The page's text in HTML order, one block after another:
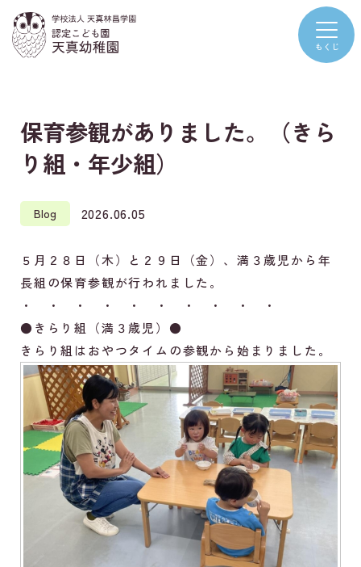
保育参観がありました。（きら
り組・年少組）
Blog 2026.06.05
５月２８日（木）と２９日（金）、満３歳児から年
長組の保育参観が行われました。
・ ・ ・ ・ ・ ・ ・ ・ ・ ・
●きらり組（満３歳児）●
きらり組はおやつタイムの参観から始まりました。